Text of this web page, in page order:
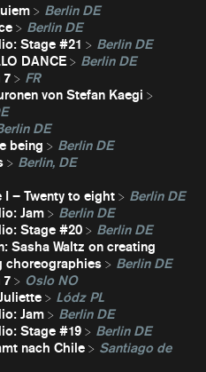
Berlin DE
Berlin DE
Stage #21
Berlin DE
DANCE
Berlin DE
7
FR
von Stefan Kaegi
DE
being
Berlin DE
Berlin, DE
I – Twenty to eight
Berlin DE
Jam
Berlin DE
Stage #20
Berlin DE
Sasha Waltz on creating
choreographies
Berlin DE
7
Oslo NO
Lódz PL
Jam
Berlin DE
Stage #19
Berlin DE
nach Chile
Santiago de